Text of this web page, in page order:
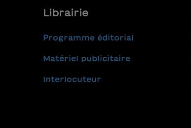
Librairie
Programme éditorial
Matériel publicitaire
Interlocuteur